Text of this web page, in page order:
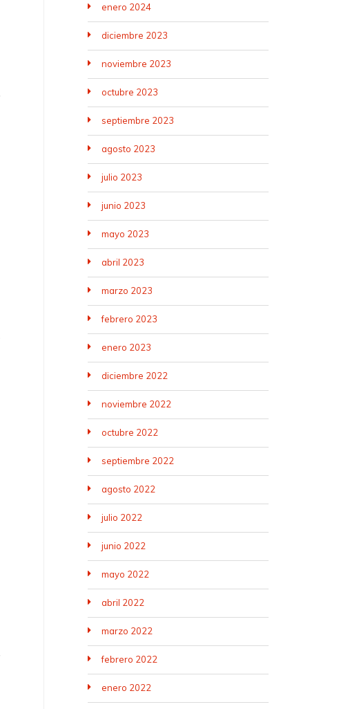
enero 2024
diciembre 2023
noviembre 2023
octubre 2023
septiembre 2023
agosto 2023
julio 2023
junio 2023
mayo 2023
abril 2023
marzo 2023
febrero 2023
enero 2023
diciembre 2022
noviembre 2022
octubre 2022
septiembre 2022
agosto 2022
julio 2022
junio 2022
mayo 2022
abril 2022
marzo 2022
febrero 2022
enero 2022